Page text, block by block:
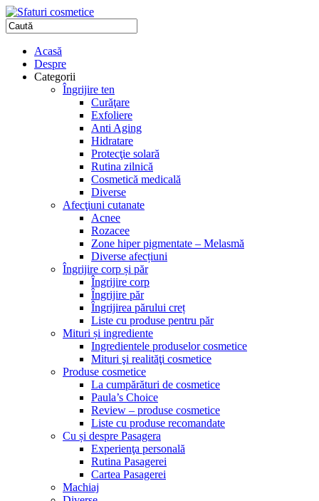
Acasă
Despre
Categorii
Îngrijire ten
Curăţare
Exfoliere
Anti Aging
Hidratare
Protecţie solară
Rutina zilnică
Cosmetică medicală
Diverse
Afecţiuni cutanate
Acnee
Rozacee
Zone hiper pigmentate – Melasmă
Diverse afecțiuni
Îngrijire corp și păr
Îngrijire corp
Îngrijire păr
Îngrijirea părului creț
Liste cu produse pentru păr
Mituri și ingrediente
Ingredientele produselor cosmetice
Mituri şi realităţi cosmetice
Produse cosmetice
La cumpărături de cosmetice
Paula’s Choice
Review – produse cosmetice
Liste cu produse recomandate
Cu și despre Pasagera
Experienţa personală
Rutina Pasagerei
Cartea Pasagerei
Machiaj